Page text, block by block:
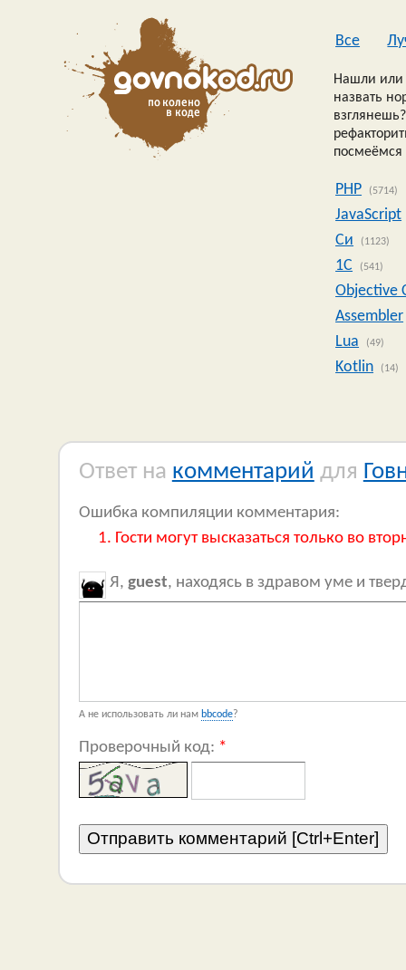
Все
Нашли или
назвать
посмеёмся
PHP (5714)
JavaScript
Си
(1123)
1C (541)
Objective
Assembler
Lua
(49)
Kotlin (14)
Ответ на комментарий для
Ошибка компиляции комментария:
Гости могут высказаться только во
Я, guest, находясь в здравом уме и
А не использовать ли нам bbcode?
Проверочный код: *